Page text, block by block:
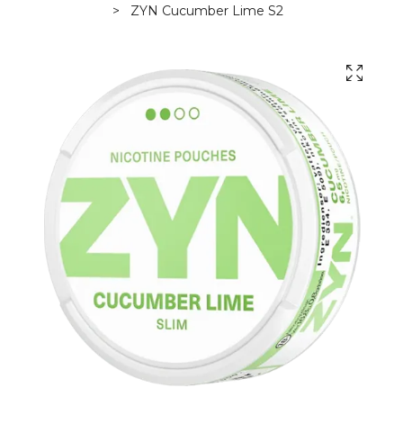
ZYN Cucumber Lime S2